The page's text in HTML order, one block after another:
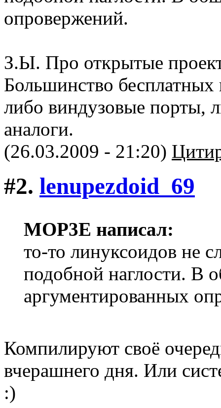
опровержений.
З.Ы. Про открытые
Большинство
либо виндузовые порты,
аналоги.
(26.03.2009 - 21:20)
#2. lenupezdoid_69
MOP3E написал:
то-то линуксоидов не
подобной наглости. В
аргументированных
Компилируют своё
вчерашнего дня. Или
:)